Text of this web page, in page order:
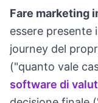
Fare marketing
essere presente
journey del
("quanto vale
software di